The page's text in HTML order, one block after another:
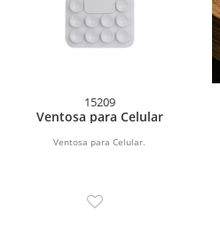
15209
Ventosa para Celular
Ventosa para Celular.